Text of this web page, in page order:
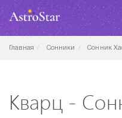
Главная Сонники Сонник
Кварц -